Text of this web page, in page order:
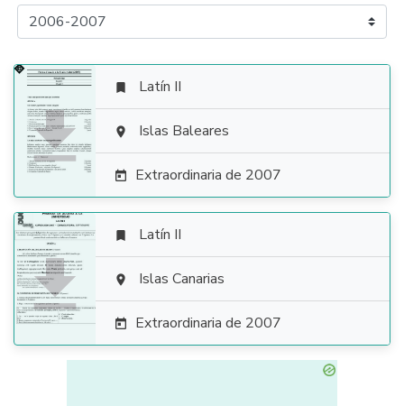

 Latín II
 Islas Baleares
 Extraordinaria de 2007

 Latín II
 Islas Canarias
 Extraordinaria de 2007